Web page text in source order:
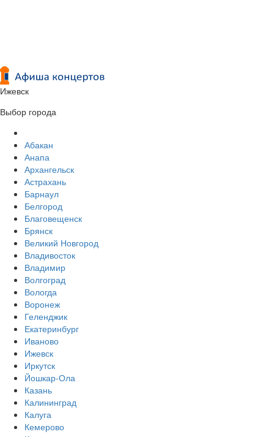
Ижевск
Выбор города
Абакан
Анапа
Архангельск
Астрахань
Барнаул
Белгород
Благовещенск
Брянск
Великий Новгород
Владивосток
Владимир
Волгоград
Вологда
Воронеж
Геленджик
Екатеринбург
Иваново
Ижевск
Иркутск
Йошкар-Ола
Казань
Калининград
Калуга
Кемерово